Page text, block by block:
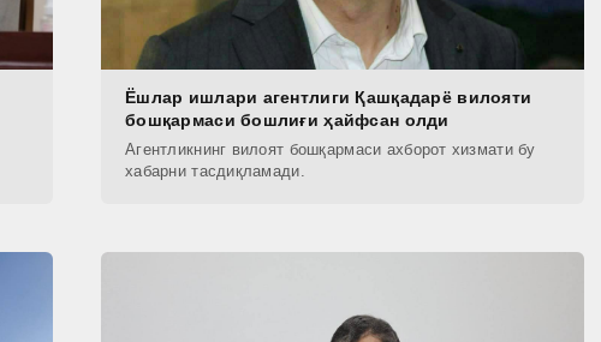
Ёшлар ишлари агентлиги Қашқадарё вилояти
бошқармаси бошлиғи ҳайфсан олди
Агентликнинг вилоят бошқармаси ахборот хизмати бу
хабарни тасдиқламади.